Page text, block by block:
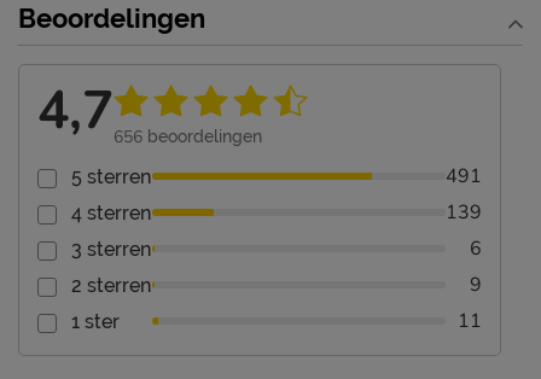
Beoordelingen
4,7656 beoordelingen
5 sterren 491
4 sterren 139
3 sterren 6
2 sterren 9
1 ster 11